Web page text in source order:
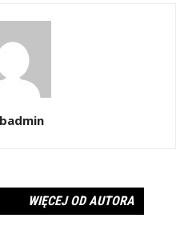
WIĘCEJ OD AUTORA